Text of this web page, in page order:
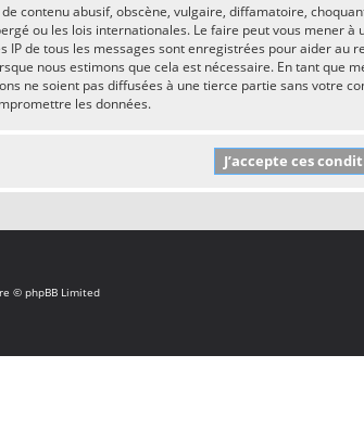
contenu abusif, obscène, vulgaire, diffamatoire,
ou les lois internationales. Le faire peut vous mener
IP de tous les messages sont enregistrées pour aider
nous estimons que cela est nécessaire. En tant que
ne soient pas diffusées à une tierce partie sans votre
les données.
© phpBB Limited